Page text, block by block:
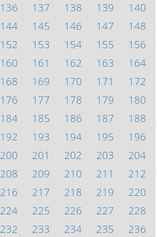
136 137 138 139
140
144 145 146 147
148
152 153 154 155
156
160 161 162 163
164
168 169 170 171
172
176 177 178 179
180
184 185 186 187
188
192 193 194 195
196
200 201 202 203
204
208 209 210 211
212
216 217 218 219
220
224 225 226 227
228
232 233 234 235
236